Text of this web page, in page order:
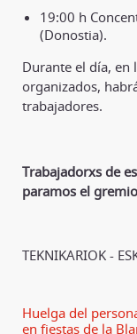
19:00 h
(Donostia).
Durante el día, en
organizados,
trabajadores.
Trabajadorxs de
paramos el
TEKNIKARIOK -
Huelga del
en fiestas de la